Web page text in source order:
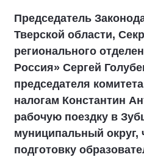
Председатель
Тверской области,
регионального
Россия» Сергей
председателя
налогам Константин
рабочую поездку в
муниципальный округ,
подготовку